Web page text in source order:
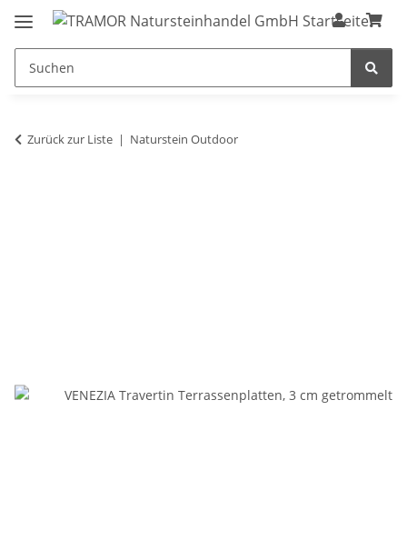
Zurück zur Liste Naturstein Outdoor